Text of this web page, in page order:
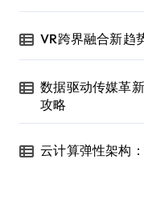
VR跨界融合新趋
数据驱动传媒革
攻略
云计算弹性架构